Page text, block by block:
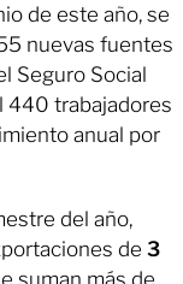
de este año, se
nuevas fuentes
Seguro Social
440 trabajadores
anual por
del año,
de 3
suman más de